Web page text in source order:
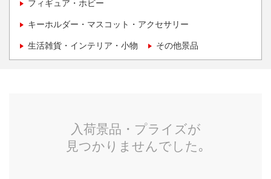
フィギュア・ホビー
キーホルダー・マスコット・アクセサリー
生活雑貨・インテリア・小物 その他景品